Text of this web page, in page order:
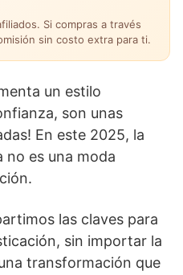
Si compras a través
sin costo extra para ti.
un estilo
son unas
En este 2025, la
no es una moda
las claves para
sin importar la
transformación que